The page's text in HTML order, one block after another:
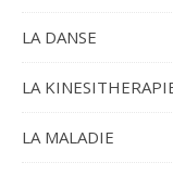
LA DANSE
LA
LA MALADIE